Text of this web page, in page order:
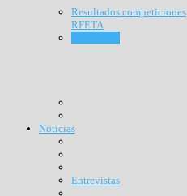
Resultados competiciones
RFETA
Noticias
Entrevistas